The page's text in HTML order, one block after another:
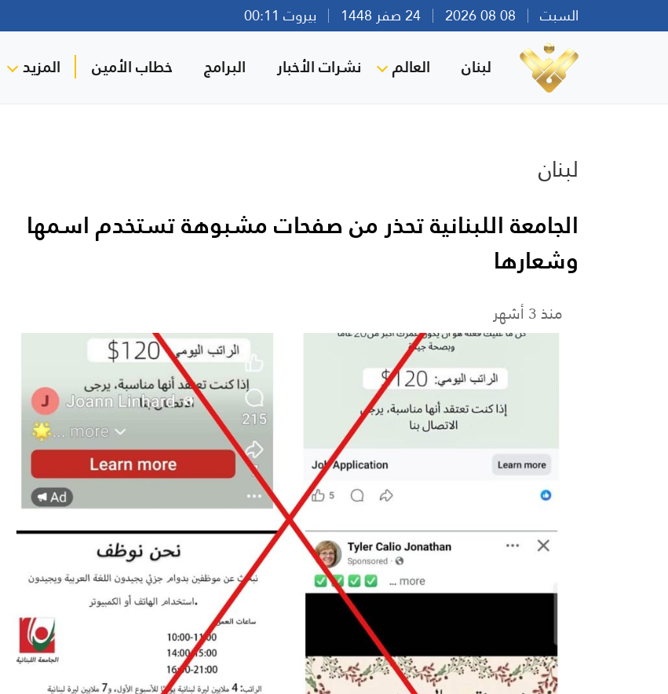
السبت بيروت 00:11
لبنان العالم نشرات الأخبار البرامج خطاب الأمين المزيد
لبنان
الجامعة اللبنانية تحذر من صفحات مشبوهة تستخدم اسمها
وشعارها
منذ 3 أشهر